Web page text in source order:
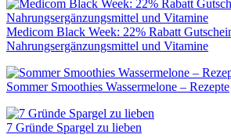
Medicom Black Week: 22% Rabatt
Nahrungsergänzungsmittel und Vitamine
Sommer Smoothies Wassermelone – Rezepte
7 Gründe Spargel zu lieben